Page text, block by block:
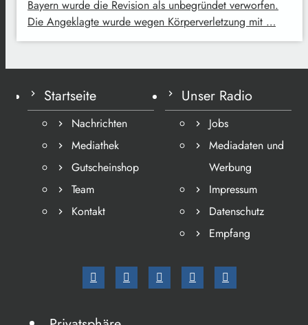
Bayern wurde die Revision als unbegründet verworfen.
Die Angeklagte wurde wegen Körperverletzung mit …
Startseite
Nachrichten
Mediathek
Gutscheinshop
Team
Kontakt
Unser Radio
Jobs
Mediadaten und
Werbung
Impressum
Datenschutz
Empfang